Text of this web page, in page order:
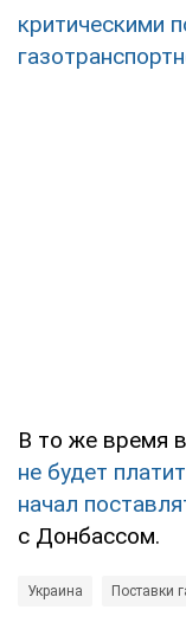
критическими
В то же время
не будет
начал
с Донбассом.
Украина Поставки